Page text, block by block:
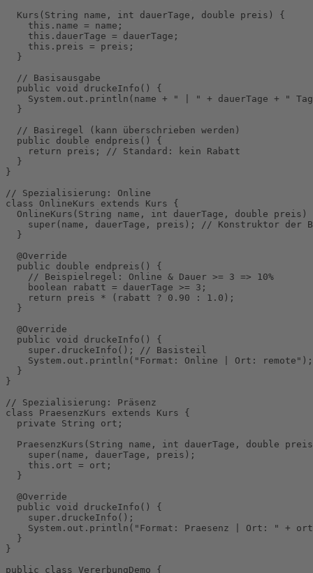
  Kurs(String name, int dauerTage, double preis) {
    this.name = name;
    this.dauerTage = dauerTage;
    this.preis = preis;
  }
  // Basisausgabe
  public void druckeInfo() {
System.out.println(name + " | " + dauerTage + "
  }
  // Basiregel (kann überschrieben werden)
  public double endpreis() {
    return preis; // Standard: kein Rabatt
  }
}
// Spezialisierung: Online
class OnlineKurs extends Kurs {
OnlineKurs(String name, int dauerTage, double preis)
super(name, dauerTage, preis); // Konstruktor der
  }
  @Override
  public double endpreis() {
    // Beispielregel: Online & Dauer >= 3 => 10%
    boolean rabatt = dauerTage >= 3;
    return preis * (rabatt ? 0.90 : 1.0);
  }
  @Override
  public void druckeInfo() {
    super.druckeInfo(); // Basisteil
    System.out.println("Format: Online | Ort: remote");
  }
}
// Spezialisierung: Präsenz
class PraesenzKurs extends Kurs {
  private String ort;
PraesenzKurs(String name, int dauerTage, double
    super(name, dauerTage, preis);
    this.ort = ort;
  }
  @Override
  public void druckeInfo() {
    super.druckeInfo();
System.out.println("Format: Praesenz | Ort: " +
  }
}
public class VererbungDemo {